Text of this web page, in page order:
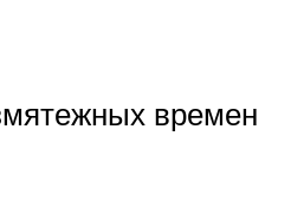
времен